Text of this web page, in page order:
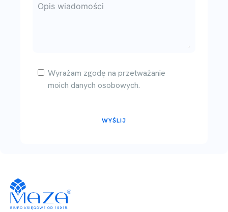
Wyrażam zgodę na przetważanie
moich danych osobowych.
WYŚLIJ